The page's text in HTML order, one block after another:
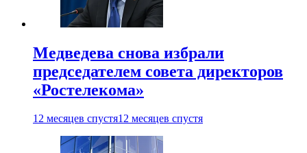
Медведева снова избрали
председателем совета директоров
«Ростелекома»
12 месяцев спустя12 месяцев спустя